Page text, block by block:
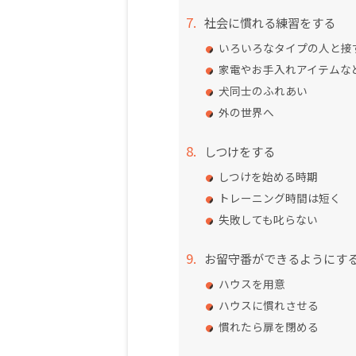
社会に慣れる練習をする
いろいろなタイプの人と接
家電やお手入れアイテムな
犬同士のふれあい
外の世界へ
しつけをする
しつけを始める時期
トレーニング時間は短く
失敗しても叱らない
お留守番ができるようにす
ハウスを用意
ハウスに慣れさせる
慣れたら扉を閉める